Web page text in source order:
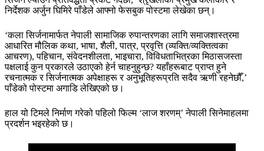
निर्देशक अर्जुन घिमिरे पाँडेले आफ्नो फेसबुक पोस्टमा लेखेका छन्।
‘कला सिर्जनामार्फत नेपाली सामाजिक रुपान्तरणका लागि समाजशास्त्रमा
आधारित मौलिक कथा, भाषा, शैली, पात्र, प्रवृत्ति (व्यक्ति/व्यक्तित्वका
आचरण), पहिचान, संवेदनशीलता, भाइचारा, विविधताभित्रका मिठासजस्ता
पक्षलाई कुन प्रकारले उठाएको हेर्न चाहनुहुन्छ? यहाँहरूबाट प्राप्त हुने
रचनात्मक र सिर्जनात्मक अपेक्षाहरू र अनुभूतिहरूप्रति सदैव ऋणी रहनेछौँ,’
पाँडेको पोस्टमा अगाडि लेखिएको छ।
हाल यो टिमले निर्माण गरेको पहिलो फिल्म ‘लाज शरणम्’ नेपाली सिनेमाहलमा
प्रदर्शन भइरहेको छ।